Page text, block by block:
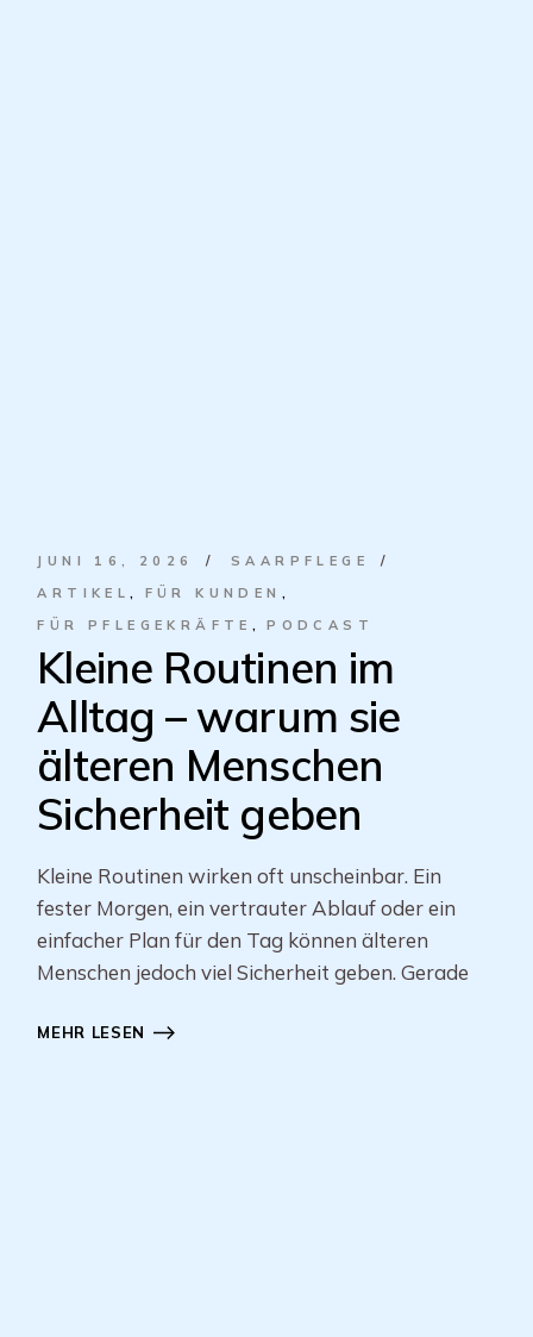
JUNI 16, 2026
SAARPFLEGE
ARTIKEL
FÜR KUNDEN
FÜR PFLEGEKRÄFTE
PODCAST
Kleine Routinen im
Alltag – warum sie
älteren Menschen
Sicherheit geben
Kleine Routinen wirken oft unscheinbar. Ein
fester Morgen, ein vertrauter Ablauf oder ein
einfacher Plan für den Tag können älteren
Menschen jedoch viel Sicherheit geben. Gerade
MEHR LESEN